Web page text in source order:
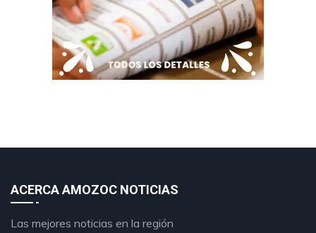
ACERCA AMOZOC NOTICIAS
Las mejores noticias en la región